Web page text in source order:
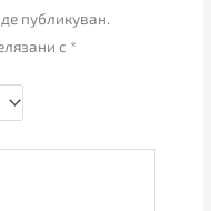
публикуван.
с *